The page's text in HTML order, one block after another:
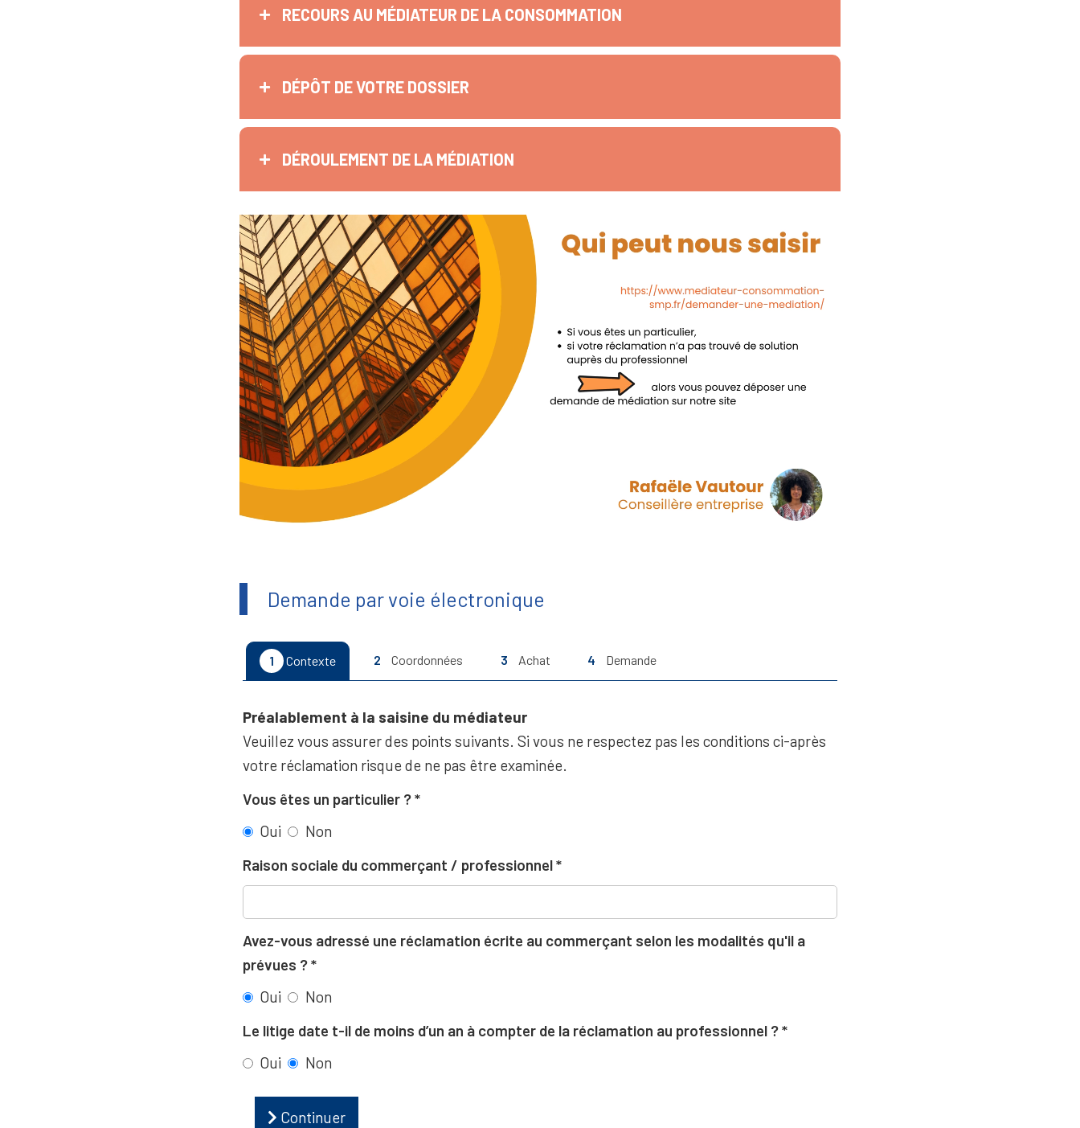
RECOURS AU MÉDIATEUR DE LA CONSOMMATION
DÉPÔT DE VOTRE DOSSIER
DÉROULEMENT DE LA MÉDIATION
Demande par voie électronique
1 Contexte 2 Coordonnées 3 Achat 4 Demande
Préalablement à la saisine du médiateur
Veuillez vous assurer des points suivants. Si vous ne respectez pas les conditions ci-après
votre réclamation risque de ne pas être examinée.
Vous êtes un particulier ?
Oui
Non
Raison sociale du commerçant / professionnel
Avez-vous adressé une réclamation écrite au commerçant selon les modalités qu'il a
prévues ?
Oui
Non
Le litige date t-il de moins d’un an à compter de la réclamation au professionnel ?
Oui
Non
Continuer